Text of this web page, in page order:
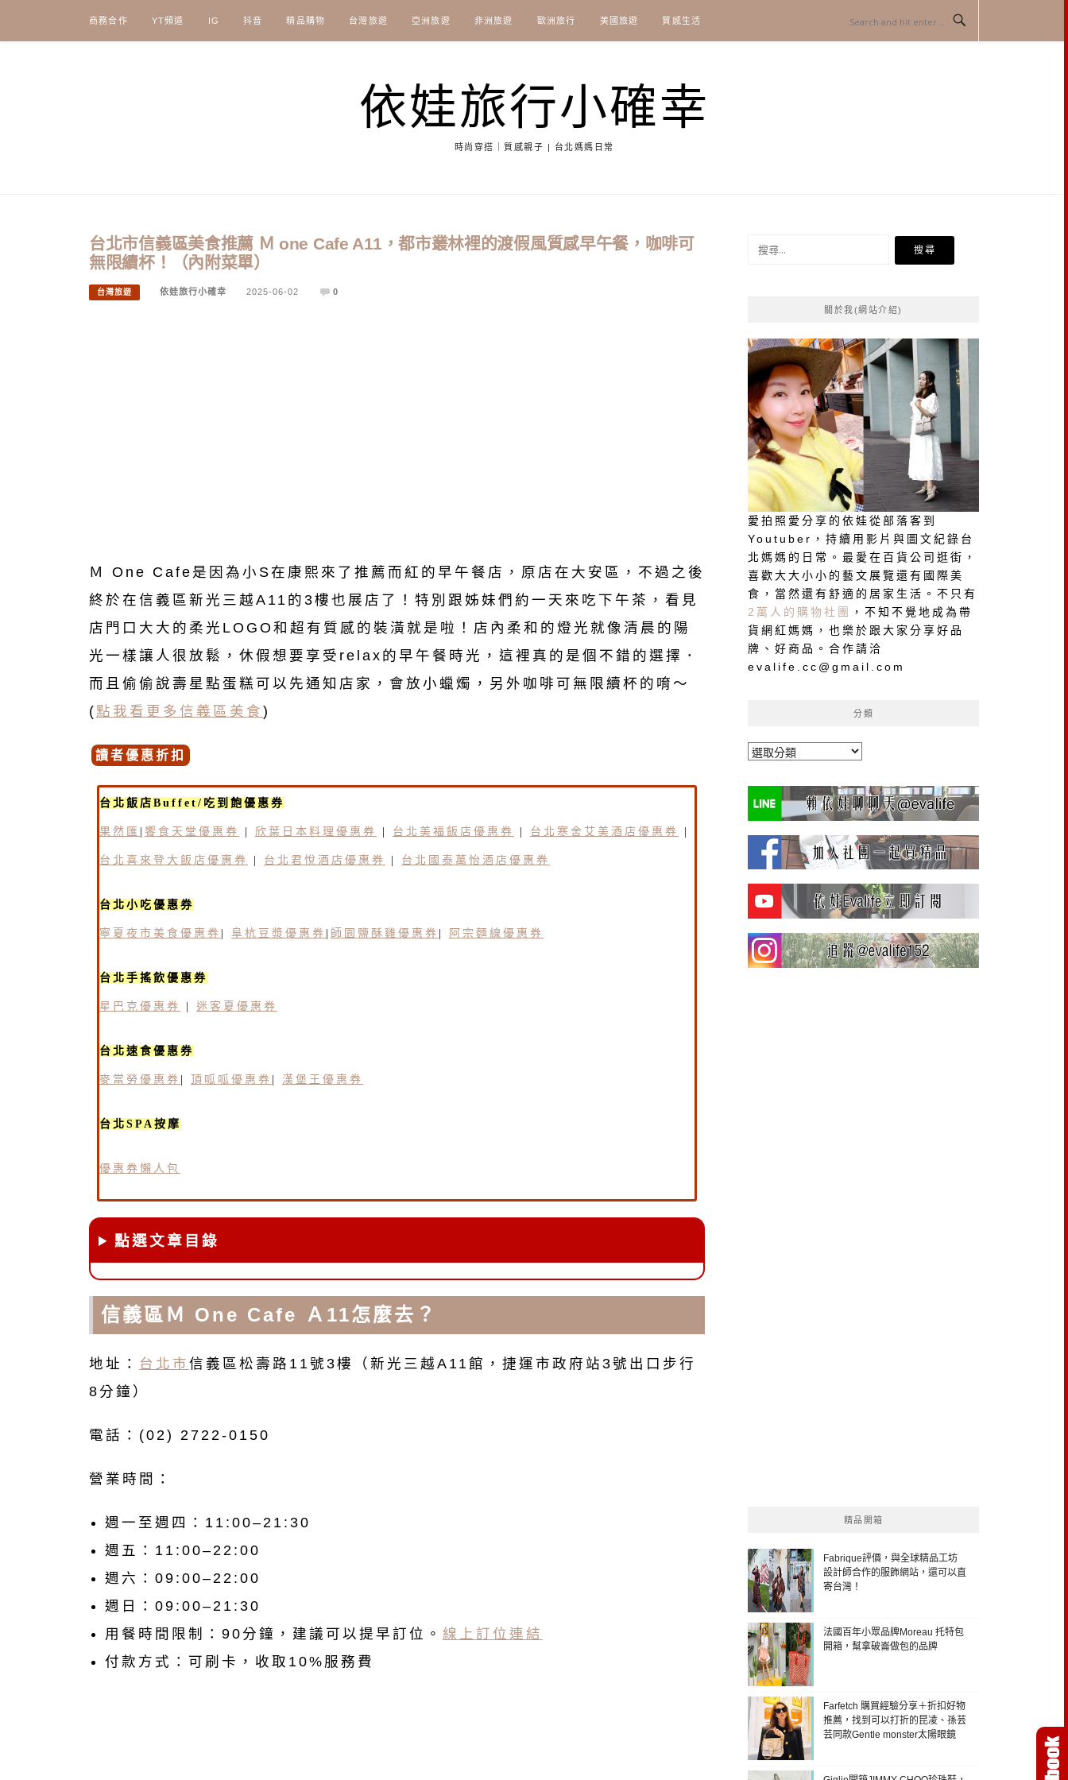
content
商務合作 YT頻道 IG 抖音 精品購物 台灣旅遊 亞洲旅遊 非洲旅遊 歐洲旅行 美國旅遊 質感生活
依娃旅行小確幸
時尚穿搭｜質感親子 | 台北媽媽日常
台北市信義區美食推薦 Ｍ one Cafe A11，都市叢林裡的渡假風質感早午餐，咖啡可
無限續杯！（內附菜單）
台灣旅遊 依娃旅行小確幸 2025-06-02 0
Ｍ One Cafe是因為小S在康熙來了推薦而紅的早午餐店，原店在大安區，不過之後
終於在信義區新光三越A11的3樓也展店了！特別跟姊妹們約一天來吃下午茶，看見
店門口大大的柔光LOGO和超有質感的裝潢就是啦！店內柔和的燈光就像清晨的陽
光一樣讓人很放鬆，休假想要享受relax的早午餐時光，這裡真的是個不錯的選擇．
而且偷偷說壽星點蛋糕可以先通知店家，會放小蠟燭，另外咖啡可無限續杯的唷～
( 點我看更多信義區美食 )
讀者優惠折扣
台北飯店Buffet/吃到飽優惠券
果然匯 饗食天堂優惠券 欣葉日本料理優惠券 台北美福飯店優惠券 台北寒舍艾美酒店優惠券
台北喜來登大飯店優惠券 台北君悅酒店優惠券 台北國泰萬怡酒店優惠券
台北小吃優惠券
寧夏夜市美食優惠券 阜杭豆漿優惠券 師園鹽酥雞優惠券 阿宗麵線優惠券
台北手搖飲優惠券
星巴克優惠券 迷客夏優惠券
台北速食優惠券
麥當勞優惠券 頂呱呱優惠券 漢堡王優惠券
台北SPA按摩
優惠券懶人包
點選文章目錄
信義區Ｍ One Cafe Ａ11怎麼去？
地址： 台北市 信義區松壽路11號3樓（新光三越A11館，捷運市政府站3號出口步行
8分鐘）
電話：(02) 2722-0150
營業時間：
週一至週四：11:00–21:30
週五：11:00–22:00
週六：09:00–22:00
週日：09:00–21:30
用餐時間限制：90分鐘，建議可以提早訂位。 線上訂位連結
付款方式：可刷卡，收取10%服務費
搜
關於我(網站介紹)
愛拍照愛分享的依娃從部落客到
Youtuber，持續用影片與圖文紀錄台
北媽媽的日常。最愛在百貨公司逛街，
喜歡大大小小的藝文展覽還有國際美
食，當然還有舒適的居家生活。不只有
2萬人的購物社團
，不知不覺地成為帶
貨網紅媽媽，也樂於跟大家分享好品
牌、好商品。合作請洽
evalife.cc@gmail.com
分類
分
精品開箱
Fabrique評價，與全球精品工坊
設計師合作的服飾網站，還可以直
寄台灣！
法國百年小眾品牌Moreau 托特包
開箱，幫拿破崙做包的品牌
Farfetch 購買經驗分享＋折扣好物
推薦，找到可以打折的昆凌、孫芸
芸同款Gentle monster太陽眼鏡